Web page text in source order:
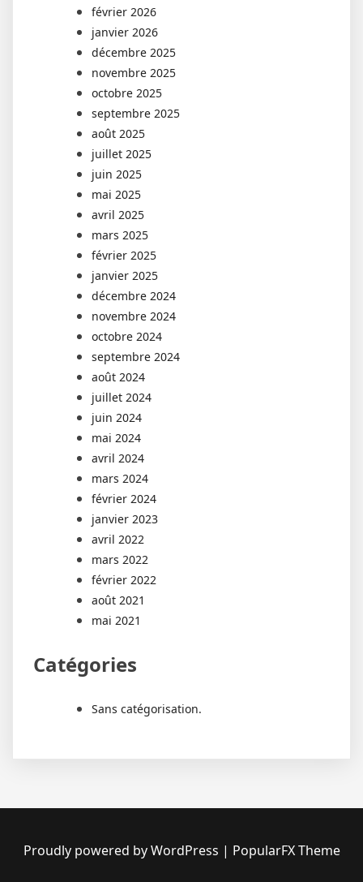
février 2026
janvier 2026
décembre 2025
novembre 2025
octobre 2025
septembre 2025
août 2025
juillet 2025
juin 2025
mai 2025
avril 2025
mars 2025
février 2025
janvier 2025
décembre 2024
novembre 2024
octobre 2024
septembre 2024
août 2024
juillet 2024
juin 2024
mai 2024
avril 2024
mars 2024
février 2024
janvier 2023
avril 2022
mars 2022
février 2022
août 2021
mai 2021
Catégories
Sans catégorisation.
Proudly powered by WordPress | PopularFX Theme